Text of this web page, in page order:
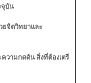
จุบัน
ยจิตวิทยาและ
วามกดดัน สิ่งที่ต้องเตรี